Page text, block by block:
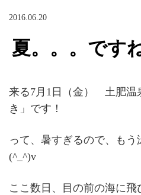
2016.06.20
夏。。。です
来る7月1日（金） 土肥温
き」です！
って、暑すぎるので、も
(^_^)v
ここ数日、目の前の海に飛